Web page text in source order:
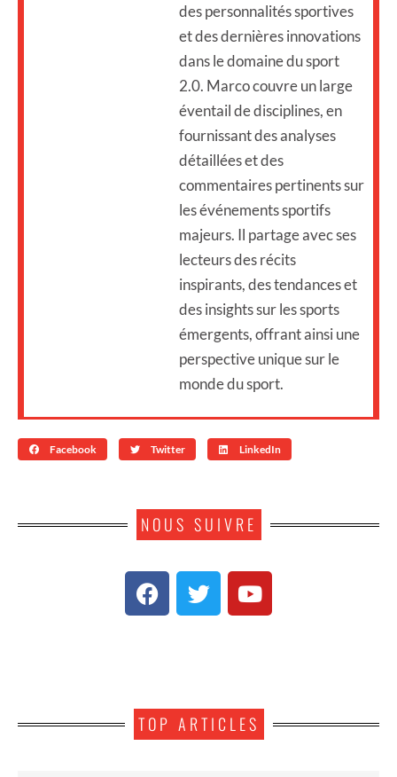
des personnalités sportives
et des dernières innovations
dans le domaine du sport
2.0. Marco couvre un large
éventail de disciplines, en
fournissant des analyses
détaillées et des
commentaires pertinents sur
les événements sportifs
majeurs. Il partage avec ses
lecteurs des récits
inspirants, des tendances et
des insights sur les sports
émergents, offrant ainsi une
perspective unique sur le
monde du sport.
Facebook Twitter LinkedIn
NOUS SUIVRE
TOP ARTICLES